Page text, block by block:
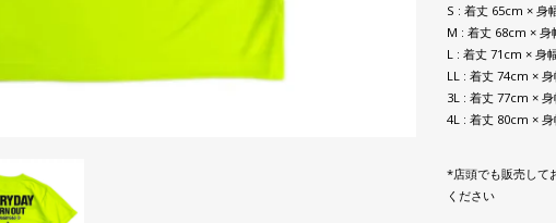
S : 着丈 65cm × 身
M : 着丈 68cm ×
L : 着丈 71cm × 身
LL : 着丈 74cm ×
3L : 着丈 77cm ×
4L : 着丈 80cm ×
*店頭でも販売して
ください